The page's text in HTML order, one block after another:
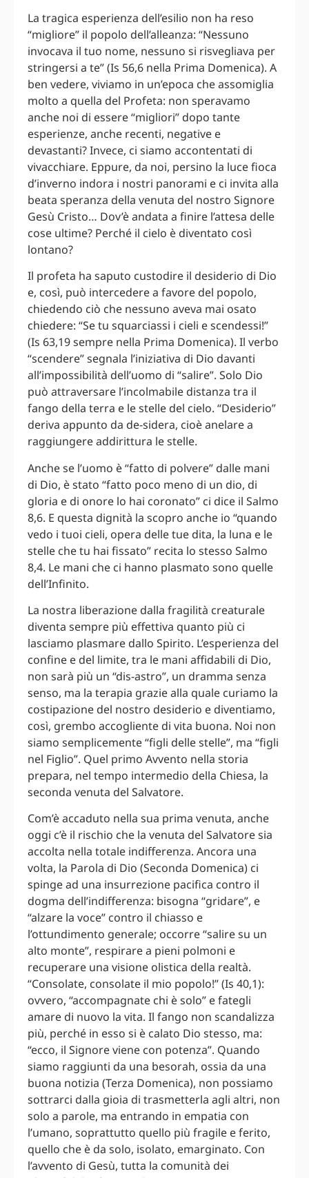
La tragica esperienza dell’esilio non ha reso
“migliore” il popolo dell’alleanza: “Nessuno
invocava il tuo nome, nessuno si risvegliava per
stringersi a te” (Is 56,6 nella Prima Domenica). A
ben vedere, viviamo in un’epoca che assomiglia
molto a quella del Profeta: non speravamo
anche noi di essere “migliori” dopo tante
esperienze, anche recenti, negative e
devastanti? Invece, ci siamo accontentati di
vivacchiare. Eppure, da noi, persino la luce fioca
d’inverno indora i nostri panorami e ci invita alla
beata speranza della venuta del nostro Signore
Gesù Cristo… Dov’è andata a finire l’attesa delle
cose ultime? Perché il cielo è diventato così
lontano?
Il profeta ha saputo custodire il desiderio di Dio
e, così, può intercedere a favore del popolo,
chiedendo ciò che nessuno aveva mai osato
chiedere: “Se tu squarciassi i cieli e scendessi!”
(Is 63,19 sempre nella Prima Domenica). Il verbo
“scendere” segnala l’iniziativa di Dio davanti
all’impossibilità dell’uomo di “salire”. Solo Dio
può attraversare l’incolmabile distanza tra il
fango della terra e le stelle del cielo. “Desiderio”
deriva appunto da de-sidera, cioè anelare a
raggiungere addirittura le stelle.
Anche se l’uomo è “fatto di polvere” dalle mani
di Dio, è stato “fatto poco meno di un dio, di
gloria e di onore lo hai coronato” ci dice il Salmo
8,6. E questa dignità la scopro anche io “quando
vedo i tuoi cieli, opera delle tue dita, la luna e le
stelle che tu hai fissato” recita lo stesso Salmo
8,4. Le mani che ci hanno plasmato sono quelle
dell’Infinito.
La nostra liberazione dalla fragilità creaturale
diventa sempre più effettiva quanto più ci
lasciamo plasmare dallo Spirito. L’esperienza del
confine e del limite, tra le mani affidabili di Dio,
non sarà più un “dis-astro”, un dramma senza
senso, ma la terapia grazie alla quale curiamo la
costipazione del nostro desiderio e diventiamo,
così, grembo accogliente di vita buona. Noi non
siamo semplicemente “figli delle stelle”, ma “figli
nel Figlio”. Quel primo Avvento nella storia
prepara, nel tempo intermedio della Chiesa, la
seconda venuta del Salvatore.
Com’è accaduto nella sua prima venuta, anche
oggi c’è il rischio che la venuta del Salvatore sia
accolta nella totale indifferenza. Ancora una
volta, la Parola di Dio (Seconda Domenica) ci
spinge ad una insurrezione pacifica contro il
dogma dell’indifferenza: bisogna “gridare”, e
“alzare la voce” contro il chiasso e
l’ottundimento generale; occorre “salire su un
alto monte”, respirare a pieni polmoni e
recuperare una visione olistica della realtà.
“Consolate, consolate il mio popolo!” (Is 40,1):
ovvero, “accompagnate chi è solo” e fategli
amare di nuovo la vita. Il fango non scandalizza
più, perché in esso si è calato Dio stesso, ma:
“ecco, il Signore viene con potenza”. Quando
siamo raggiunti da una besorah, ossia da una
buona notizia (Terza Domenica), non possiamo
sottrarci dalla gioia di trasmetterla agli altri, non
solo a parole, ma entrando in empatia con
l’umano, soprattutto quello più fragile e ferito,
quello che è da solo, isolato, emarginato. Con
l’avvento di Gesù, tutta la comunità dei